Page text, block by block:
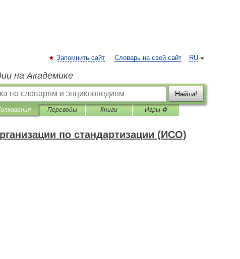
RU
Запомнить сайт Словарь на свой сайт
на Академике
Найти!
Переводы Книги Игры ⚽
по стандартизации (ИСО)